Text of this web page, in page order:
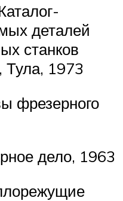
деталей
станков
1973
фрезерного
дело, 1963